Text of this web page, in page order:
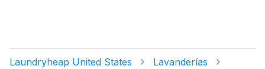
Laundryheap United States
Lavanderías